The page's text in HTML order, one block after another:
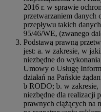
2016 r. w sprawie
przetwarzaniem danych
przepływu takich
95/46/WE, (zwanego
Podstawą prawną
jest: a. w zakresie, w
niezbędne do
Umowy o Usługę
działań na Pańskie
b RODO; b. w zakresie,
niezbędne dla realizacji
prawnych ciążących na